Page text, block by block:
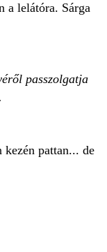
a lelátóra. Sárga
passzolgatja
kezén pattan... de